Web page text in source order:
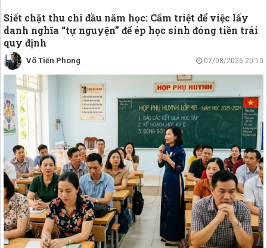
Siết chặt thu chi đầu năm học: Cấm triệt để việc lấy
danh nghĩa “tự nguyện” để ép học sinh đóng tiền trái
quy định
Võ Tiến Phong 07/08/2026 20:10